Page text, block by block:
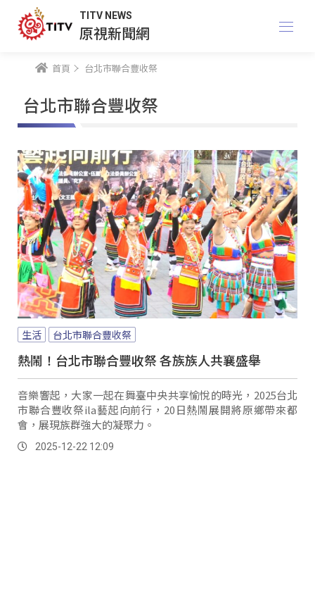
TITV NEWS
原視新聞網
首頁 台北市聯合豐收祭
台北市聯合豐收祭
生活 台北市聯合豐收祭
熱鬧！台北市聯合豐收祭 各族族人共襄盛舉
音樂響起，大家一起在舞臺中央共享愉悅的時光，2025台北
市聯合豐收祭ila藝起向前行，20日熱鬧展開將原鄉帶來都
會，展現族群強大的凝聚力。
2025-12-22 12:09